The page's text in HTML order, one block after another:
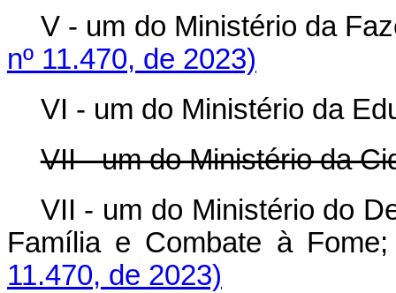
V - um do Ministério da
nº 11.470, de 2023)
VI - um do Ministério da
VII - um do Ministério da
VII - um do Ministério do
Família e Combate à Fome;
11.470, de 2023)